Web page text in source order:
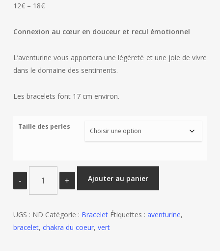
12€ – 18€Price
12€
18€
Connexion au cœur en douceur et recul émotionnel
L’aventurine vous apportera une légèreté et une joie de vivre
dans le domaine des sentiments.
Les bracelets font 17 cm environ.
Taille des perles
Bracelet
en
aventurine
Ajouter au panier
UGS : ND Catégorie : Bracelet Étiquettes : aventurine,
bracelet, chakra du coeur, vert